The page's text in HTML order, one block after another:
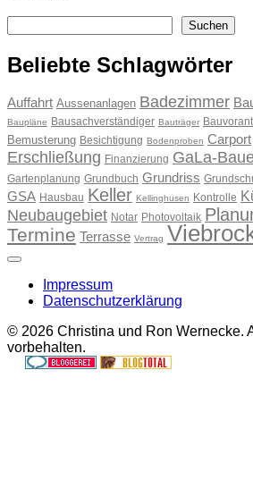
Suchen
Beliebte Schlagwörter
Auffahrt Aussenanlagen Badezimmer
Baupläne Bausachverständiger Bauträger
Bemusterung Besichtigung Bodenproben Carport
Erschließung Finanzierung GaLa-
Gartenplanung Grundbuch Grundriss
GSA Hausbau Keller Kellinghusen Kontrolle
Neubaugebiet Notar Photovoltaik
Termine Terrasse Vertrag
Impressum
Datenschutzerklärung
© 2026 Christina und Ron Wernecke.
vorbehalten.